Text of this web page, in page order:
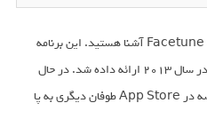
اگر به سلفی اعتیاد دارید حتما با برنامه Facetune آشنا هستید. این برنامه
مختص ویرایش پرتره بوده و اولین بار در سال ۲۰۱۳ ارائه داده شد. در حال
حاضر، اپلیکیشن Facetune 2 با عرضه در App Store طوفان دیگری به پا